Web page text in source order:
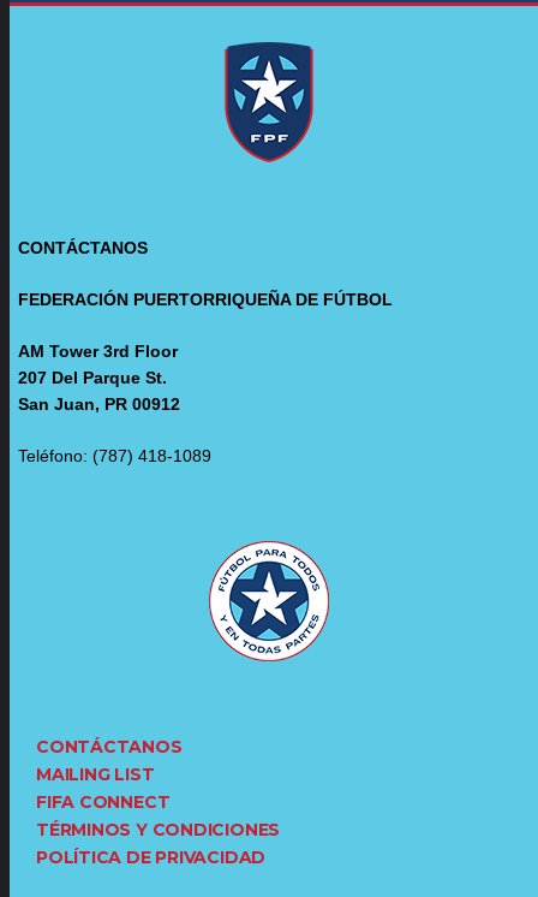
CONTÁCTANOS
FEDERACIÓN PUERTORRIQUEÑA DE FÚTBOL
AM Tower 3rd Floor
207 Del Parque St.
San Juan, PR 00912
Teléfono: (787) 418-1089
CONTÁCTANOS
MAILING LIST
FIFA CONNECT
TÉRMINOS Y CONDICIONES
POLÍTICA DE PRIVACIDAD